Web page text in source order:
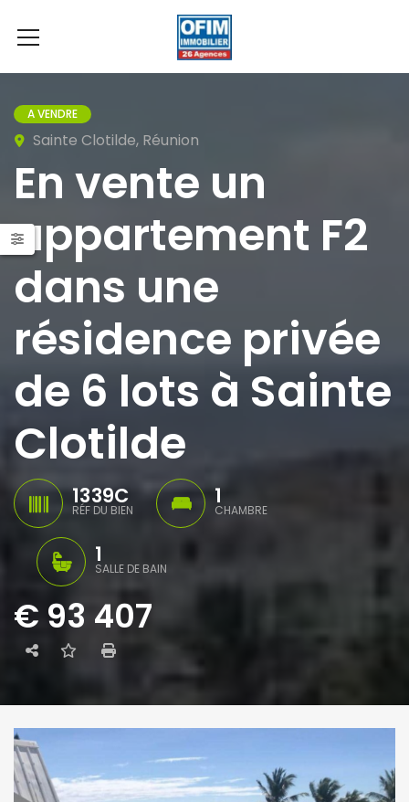
A VENDRE
Sainte Clotilde, Réunion
En vente un
appartement F2
dans une
résidence privée
de 6 lots à Sainte
Clotilde
1339C
RÉF DU BIEN
1
CHAMBRE
1
SALLE DE BAIN
€ 93 407